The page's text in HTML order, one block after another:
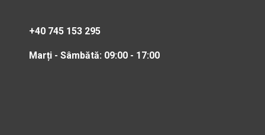
+40 745 153 295
Marți - Sâmbătă: 09:00 - 17:00